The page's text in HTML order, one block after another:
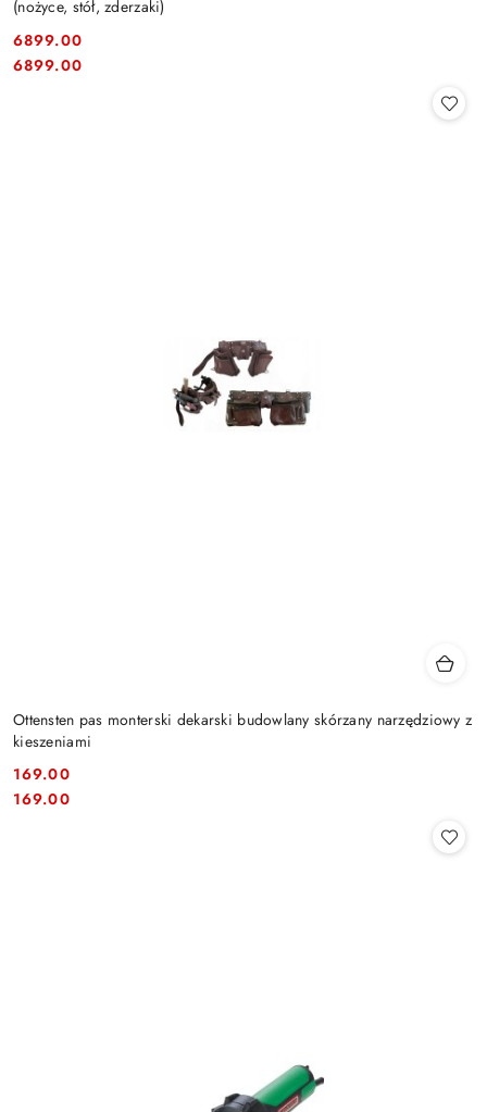
(nożyce, stół, zderzaki)
Cena:
6899.00
Cena:
6899.00
Ottensten pas monterski dekarski budowlany skórzany narzędziowy z
kieszeniami
Cena:
169.00
Cena:
169.00